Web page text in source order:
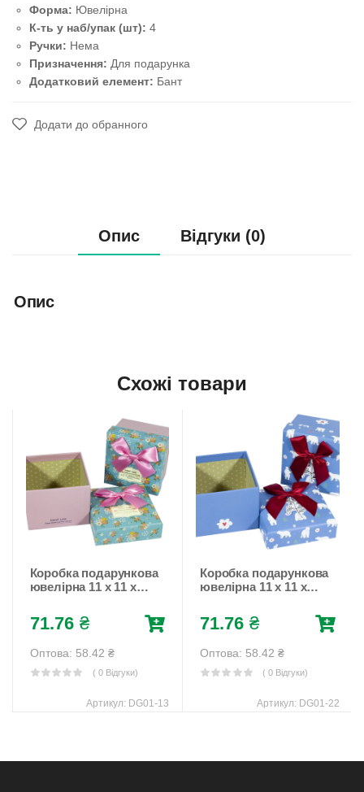
Форма: Ювелірна
К-ть у наб/упак (шт): 4
Ручки: Нема
Призначення: Для подарунка
Додатковий елемент: Бант
Додати до обранного
Опис Відгуки (0)
Опис
Схожі товари
Коробка подарункова
ювелірна 11 x 11 x
(DG01-13)
71.76 ₴
Оптова: 58.42 ₴
( 0 Відгуки)
Артикул: DG01-13
Коробка подарункова
ювелірна 11 x 11 x
Unison (DG01-22)
71.76 ₴
Оптова: 58.42 ₴
( 0 Відгуки)
Артикул: DG01-22